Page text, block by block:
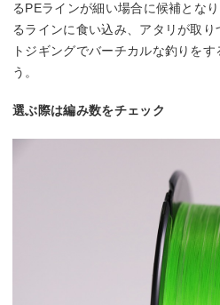
るPEラインが細い場合に候補とな
るラインに食い込み、アタリが取
トジギングでバーチカルな釣りを
う。
選ぶ際は編み数をチェック